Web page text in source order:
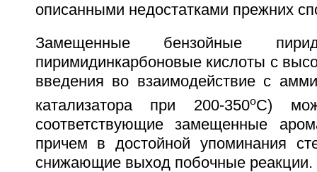
описанными недостатками прежних
Замещенные бензойные
пиримидинкарбоновые кислоты с
введения во взаимодействие с
катализатора при 200-350оС)
соответствующие замещенные
причем в достойной упоминания
снижающие выход побочные реакции.